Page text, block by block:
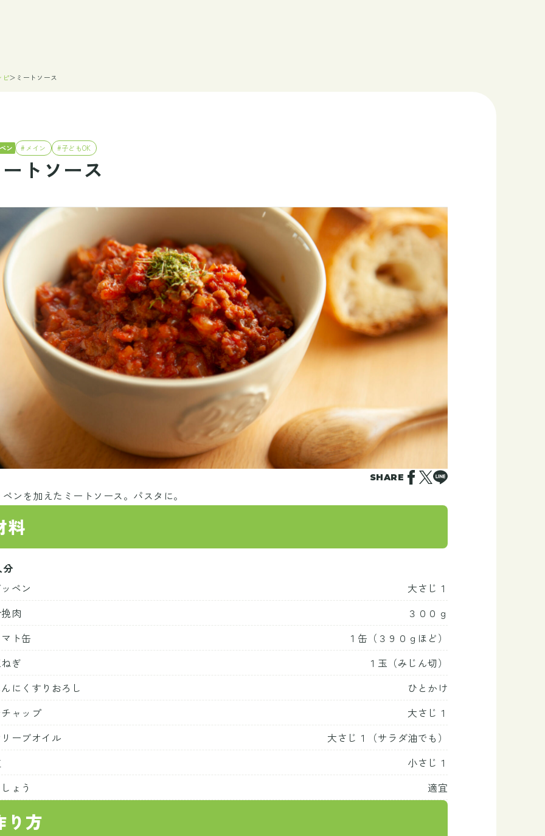
ピ＞ ミートソース
ン #メイン #子どもOK
トソース
SHARE
ンを加えたミートソース。パスタに。
料
分
ペン
大さじ１
肉
３００ｇ
ト缶
１缶（３９０ｇほど）
ぎ
１玉（みじん切）
にくすりおろし
ひとかけ
ャップ
大さじ１
ーブオイル
大さじ１（サラダ油でも）
小さじ１
ょう
適宜
り方